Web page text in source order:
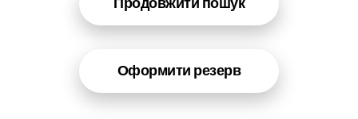
Оформити резерв